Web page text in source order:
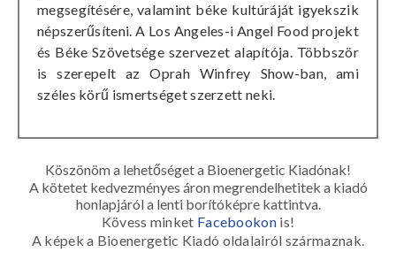
megsegítésére, valamint béke kultúráját igyekszik
népszerűsíteni. A Los Angeles-i Angel Food projekt
és Béke Szövetsége szervezet alapítója. Többször
is szerepelt az Oprah Winfrey Show-ban, ami
széles körű ismertséget szerzett neki.
Köszönöm a lehetőséget a Bioenergetic Kiadónak!
A kötetet kedvezményes áron megrendelhetitek a kiadó
honlapjáról a lenti borítóképre kattintva.
Kövess minket Facebookon is!
A képek a Bioenergetic Kiadó oldalairól származnak.